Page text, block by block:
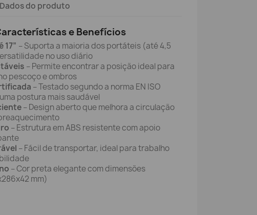
Dados do produto
e Benefícios
17” – Suporta a maioria dos portáteis (até 4,5
no uso diário
– Permite encontrar a posição ideal para
pescoço e ombros
– Testado segundo a norma EN ISO
postura mais saudável
– Design aberto que melhora a circulação
– Estrutura em ABS resistente com apoio
– Fácil de transportar, ideal para trabalho
– Cor preta elegante com dimensões
mm)